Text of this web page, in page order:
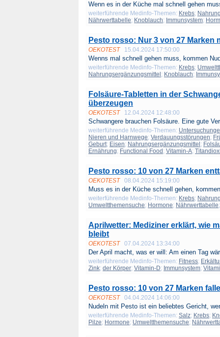
Wenn es in der Küche mal schnell gehen
weiterführende Medinfo-Themen: Krebs;
Nährwerttabelle; Knoblauch; Immunsystem;
Pesto rosso: Nur 3 von 27 Marken
OEKOTEST 15.04.2024 17:50:00
Wenns mal schnell gehen muss, kommen
weiterführende Medinfo-Themen: Krebs;
Nahrungsergänzungsmittel ; Knoblauch;
Folsäure-Tabletten in der
überzeugen
OEKOTEST 12.04.2024 12:48:00
Schwangere brauchen Folsäure. Eine gute
weiterführende Medinfo-Themen:
Nieren und Harnwege; Verdauungsstörungen;
Geburt; Eisen; Nahrungsergänzungsmittel ;
Ernährung; Functional Food ; Vitamin-A;
Pesto rosso: 10 von 27 Marken
OEKOTEST 08.04.2024 15:19:00
Muss es in der Küche schnell gehen,
weiterführende Medinfo-Themen: Krebs;
Umweltthemensuche; Hormone; Nährwerttabelle
Aprilwetter: Mediziner erklärt, wie
bleibt
OEKOTEST 07.04.2024 13:34:00
Der April macht, was er will: Am einen Tag
weiterführende Medinfo-Themen: Fitness;
Zink; der Körper; Vitamin-D; Immunsystem;
Pesto rosso: 10 von 27 Marken
OEKOTEST 04.04.2024 14:06:00
Nudeln mit Pesto ist ein beliebtes Gericht,
weiterführende Medinfo-Themen: Salz; Krebs;
Pilze; Hormone; Umweltthemensuche;